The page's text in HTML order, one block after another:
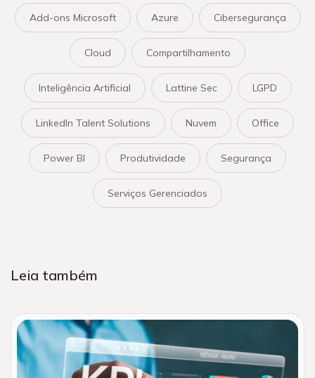
Add-ons Microsoft Azure Cibersegurança
Cloud Compartilhamento
Inteligência Artificial Lattine Sec LGPD
LinkedIn Talent Solutions Nuvem Office
Power BI Produtividade Segurança
Serviços Gerenciados
Leia também